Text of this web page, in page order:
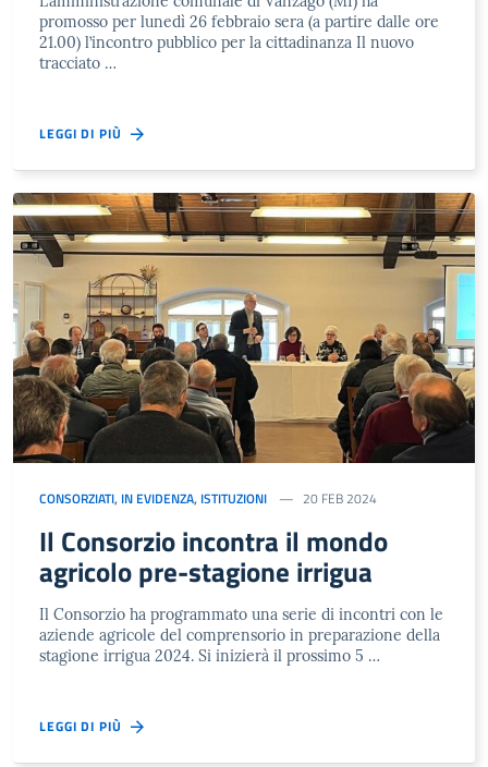
promosso per lunedì 26 febbraio sera (a partire dalle ore
21.00) l’incontro pubblico per la cittadinanza Il nuovo
tracciato …
LEGGI DI PIÙ
CONSORZIATI, IN EVIDENZA, ISTITUZIONI 20 FEB 2024
Il Consorzio incontra il mondo
agricolo pre-stagione irrigua
Il Consorzio ha programmato una serie di incontri con le
aziende agricole del comprensorio in preparazione della
stagione irrigua 2024. Si inizierà il prossimo 5 …
LEGGI DI PIÙ